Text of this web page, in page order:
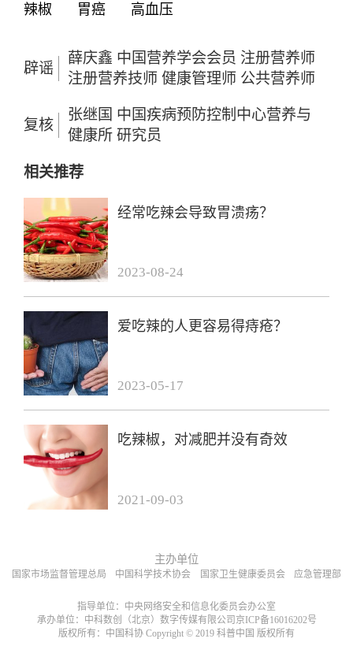
辣椒 胃癌 高血压
辟谣
薛庆鑫 中国营养学会会员 注册营养师
注册营养技师 健康管理师 公共营养师
复核
张继国 中国疾病预防控制中心营养与
健康所 研究员
相关推荐
经常吃辣会导致胃溃疡？
2023-08-24
爱吃辣的人更容易得痔疮？
2023-05-17
吃辣椒，对减肥并没有奇效
2021-09-03
主办单位
国家市场监督管理总局 中国科学技术协会 国家卫生健康委员会 应急管理部
指导单位：中央网络安全和信息化委员会办公室
承办单位：中科数创（北京）数字传媒有限公司京ICP备16016202号
版权所有：中国科协 Copyright © 2019 科普中国 版权所有